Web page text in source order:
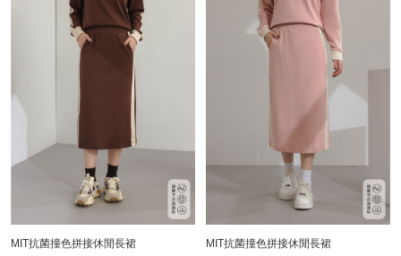
MIT抗菌撞色拼接休閒長裙
MIT抗菌撞色拼接休閒長裙